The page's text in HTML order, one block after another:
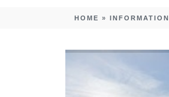
HOME » INFORMATION